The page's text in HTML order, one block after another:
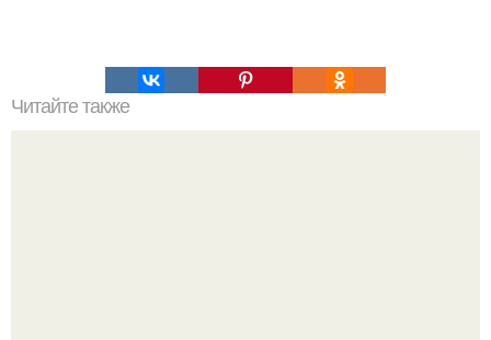
Читайте также